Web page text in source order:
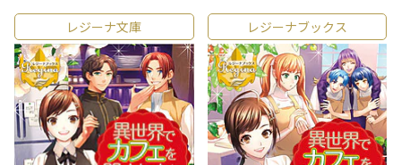
レジーナ文庫 レジーナブックス